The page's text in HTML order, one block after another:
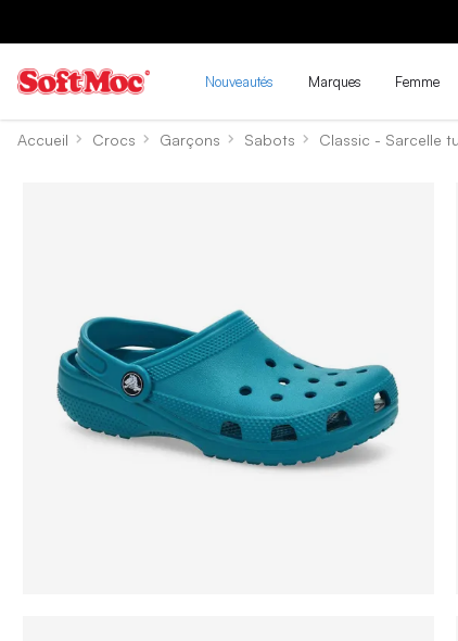
Nouveautés Marques Femme
Accueil Crocs Garçons Sabots Classic - Sarcelle